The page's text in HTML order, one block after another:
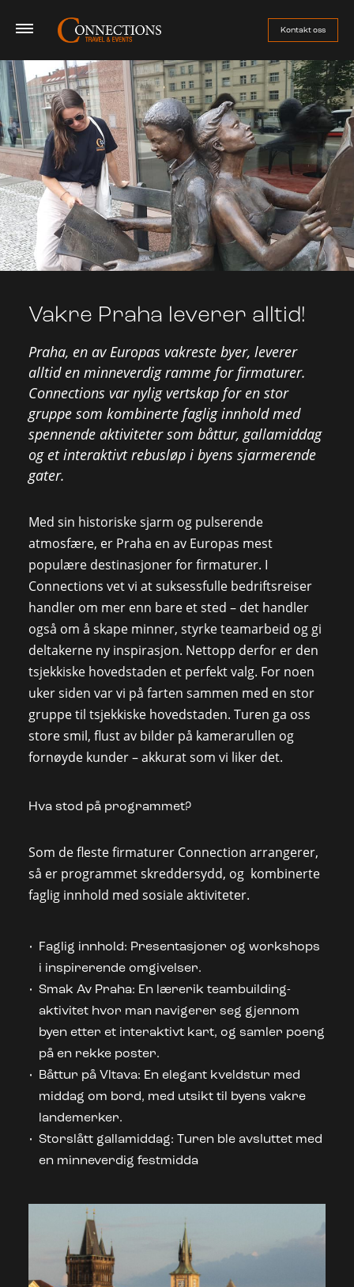
Firmatur
Jobbreise
Event
Sport
Håndball-EM 2026
Kontakt oss
Vakre Praha leverer alltid!
Praha, en av Europas vakreste byer, leverer
alltid en minneverdig ramme for firmaturer.
Connections var nylig vertskap for en stor
gruppe som kombinerte faglig innhold med
spennende aktiviteter som båttur, gallamiddag
og et interaktivt rebusløp i byens sjarmerende
gater.
Med sin historiske sjarm og pulserende
atmosfære, er Praha en av Europas mest
populære destinasjoner for firmaturer. I
Connections vet vi at suksessfulle bedriftsreiser
handler om mer enn bare et sted – det handler
også om å skape minner, styrke teamarbeid og gi
deltakerne ny inspirasjon. Nettopp derfor er den
tsjekkiske hovedstaden et perfekt valg. For noen
uker siden var vi på farten sammen med en stor
gruppe til tsjekkiske hovedstaden. Turen ga oss
store smil, flust av bilder på kamerarullen og
fornøyde kunder – akkurat som vi liker det.
Hva stod på programmet?
Som de fleste firmaturer Connection arrangerer,
så er programmet skreddersydd, og kombinerte
faglig innhold med sosiale aktiviteter.
Faglig innhold: Presentasjoner og workshops
i inspirerende omgivelser.
Smak Av Praha: En lærerik teambuilding-
aktivitet hvor man navigerer seg gjennom
byen etter et interaktivt kart, og samler poeng
på en rekke poster.
Båttur på Vltava: En elegant kveldstur med
middag om bord, med utsikt til byens vakre
landemerker.
Storslått gallamiddag: Turen ble avsluttet med
en minneverdig festmidda